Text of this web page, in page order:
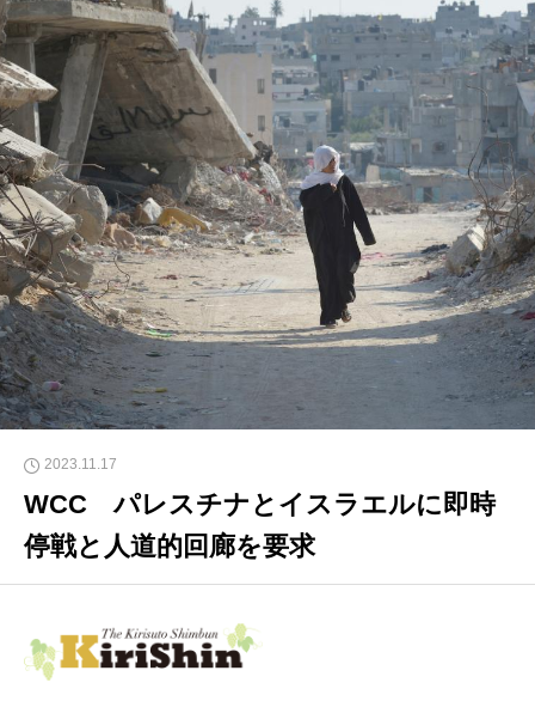
2023.11.17
WCC パレスチナとイスラエルに即時
停戦と人道的回廊を要求